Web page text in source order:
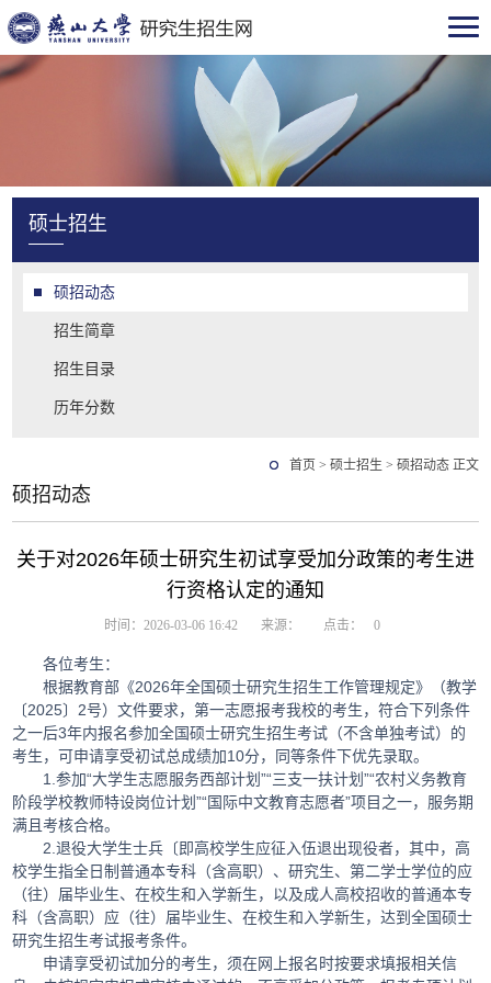
硕士招生
硕招动态
招生简章
招生目录
历年分数
首页 > 硕士招生 > 硕招动态正文
硕招动态
关于对2026年硕士研究生初试享受加分政策的考生进
行资格认定的通知
时间：2026-03-06 16:42 来源： 点击： 0
各位考生：
根据教育部《2026年全国硕士研究生招生工作管理规定》（教学
〔2025〕2号）文件要求，第一志愿报考我校的考生，符合下列条件
之一后3年内报名参加全国硕士研究生招生考试（不含单独考试）的
考生，可申请享受初试总成绩加10分，同等条件下优先录取。
1.参加“大学生志愿服务西部计划”“三支一扶计划”“农村义务教育
阶段学校教师特设岗位计划”“国际中文教育志愿者”项目之一，服务期
满且考核合格。
2.退役大学生士兵〔即高校学生应征入伍退出现役者，其中，高
校学生指全日制普通本专科（含高职）、研究生、第二学士学位的应
（往）届毕业生、在校生和入学新生，以及成人高校招收的普通本专
科（含高职）应（往）届毕业生、在校生和入学新生，达到全国硕士
研究生招生考试报考条件。
申请享受初试加分的考生，须在网上报名时按要求填报相关信